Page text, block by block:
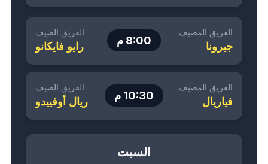
الفريق المضيف
جيرونا 8:00 م
الفريق الضيف
رايو فايكانو
الفريق المضيف
فياريال 10:30 م
الفريق الضيف
ريال أوفييدو
السبت